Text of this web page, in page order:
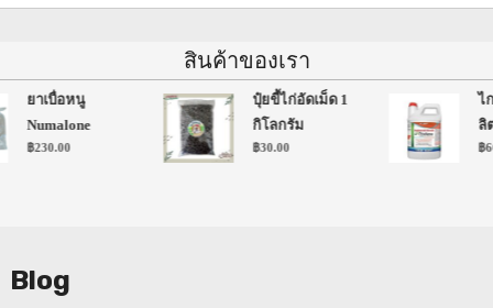
สินค้าของเรา
ยาเบื่อหนู
Numalone
230.00
ปุ๋ยขี้ไก่อัดเม็ด 1
กิโลกรัม
30.00
ไ
ลิตร
Blog